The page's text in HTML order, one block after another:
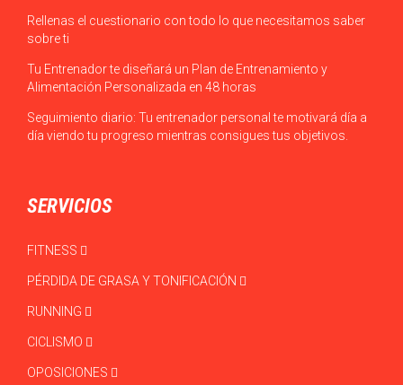
Rellenas el cuestionario con todo lo que necesitamos saber
sobre ti
Tu Entrenador te diseñará un Plan de Entrenamiento y
Alimentación Personalizada en 48 horas
Seguimiento diario: Tu entrenador personal te motivará día a
día viendo tu progreso mientras consigues tus objetivos.
SERVICIOS
FITNESS
PÉRDIDA DE GRASA Y TONIFICACIÓN
RUNNING
CICLISMO
OPOSICIONES